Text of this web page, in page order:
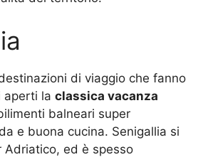
di viaggio che fanno
aperti la classica vacanza
balneari super
e buona cucina. Senigallia si
Adriatico, ed è spesso